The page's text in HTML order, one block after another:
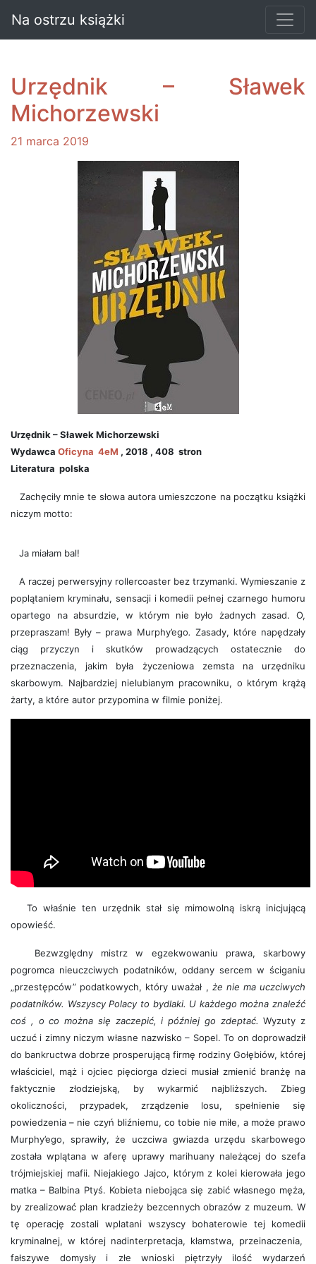
Na ostrzu książki
Urzędnik – Sławek
Michorzewski
21 marca 2019
Urzędnik – Sławek Michorzewski
Wydawca Oficyna 4eM , 2018 , 408 stron
Literatura polska
Zachęciły mnie te słowa autora umieszczone na początku książki
niczym motto:
Ja miałam bal!
A raczej perwersyjny rollercoaster bez trzymanki. Wymieszanie z
poplątaniem kryminału, sensacji i komedii pełnej czarnego humoru
opartego na absurdzie, w którym nie było żadnych zasad. O,
przepraszam! Były – prawa Murphy’ego. Zasady, które napędzały
ciąg przyczyn i skutków prowadzących ostatecznie do
przeznaczenia, jakim była życzeniowa zemsta na urzędniku
skarbowym. Najbardziej nielubianym pracowniku, o którym krążą
żarty, a które autor przypomina w filmie poniżej.
To właśnie ten urzędnik stał się mimowolną iskrą inicjującą
opowieść.
Bezwzględny mistrz w egzekwowaniu prawa, skarbowy
pogromca nieuczciwych podatników, oddany sercem w ściganiu
„przestępców” podatkowych, który uważał , że nie ma uczciwych
podatników. Wszyscy Polacy to bydlaki. U każdego można znaleźć
coś , o co można się zaczepić, i później go zdeptać. Wyzuty z
uczuć i zimny niczym własne nazwisko – Sopel. To on doprowadził
do bankructwa dobrze prosperującą firmę rodziny Gołębiów, której
właściciel, mąż i ojciec pięciorga dzieci musiał zmienić branżę na
faktycznie złodziejską, by wykarmić najbliższych. Zbieg
okoliczności, przypadek, zrządzenie losu, spełnienie się
powiedzenia – nie czyń bliźniemu, co tobie nie miłe, a może prawo
Murphy’ego, sprawiły, że uczciwa gwiazda urzędu skarbowego
została wplątana w aferę uprawy marihuany należącej do szefa
trójmiejskiej mafii. Niejakiego Jajco, którym z kolei kierowała jego
matka – Balbina Ptyś. Kobieta niebojąca się zabić własnego męża,
by zrealizować plan kradzieży bezcennych obrazów z muzeum. W
tę operację zostali wplatani wszyscy bohaterowie tej komedii
kryminalnej, w której nadinterpretacja, kłamstwa, przeinaczenia,
fałszywe domysły i złe wnioski piętrzyły ilość wydarzeń